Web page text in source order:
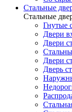
Стальные
Стальные
Гнутые
Двери
Двери
Двери
Дверь